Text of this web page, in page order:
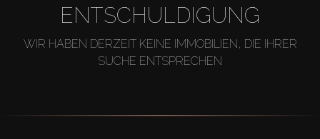
ENTSCHULDIGUNG
WIR HABEN DERZEIT KEINE IMMOBILIEN, DIE IHRER
SUCHE ENTSPRECHEN